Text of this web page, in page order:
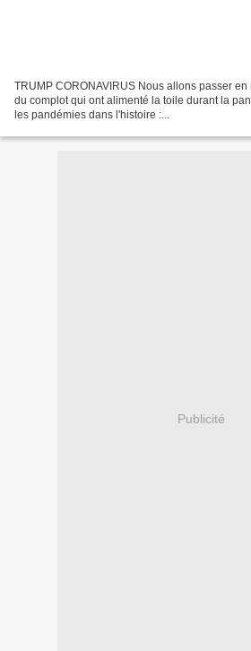
TRUMP CORONAVIRUS Nous allons passer
du complot qui ont alimenté la toile durant la
les pandémies dans l'histoire :...
Publicité